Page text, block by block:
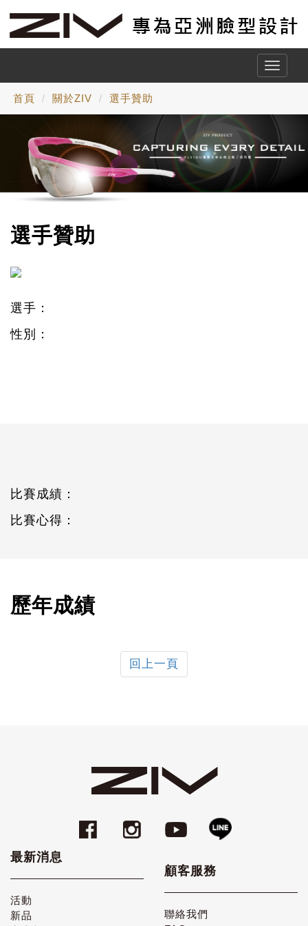
Toggle
首頁 關於ZIV 選手贊助
選手贊助
選手：
性別：
比賽成績：
比賽心得：
歷年成績
回上一頁
最新消息
活動
新品
顧客服務
聯絡我們